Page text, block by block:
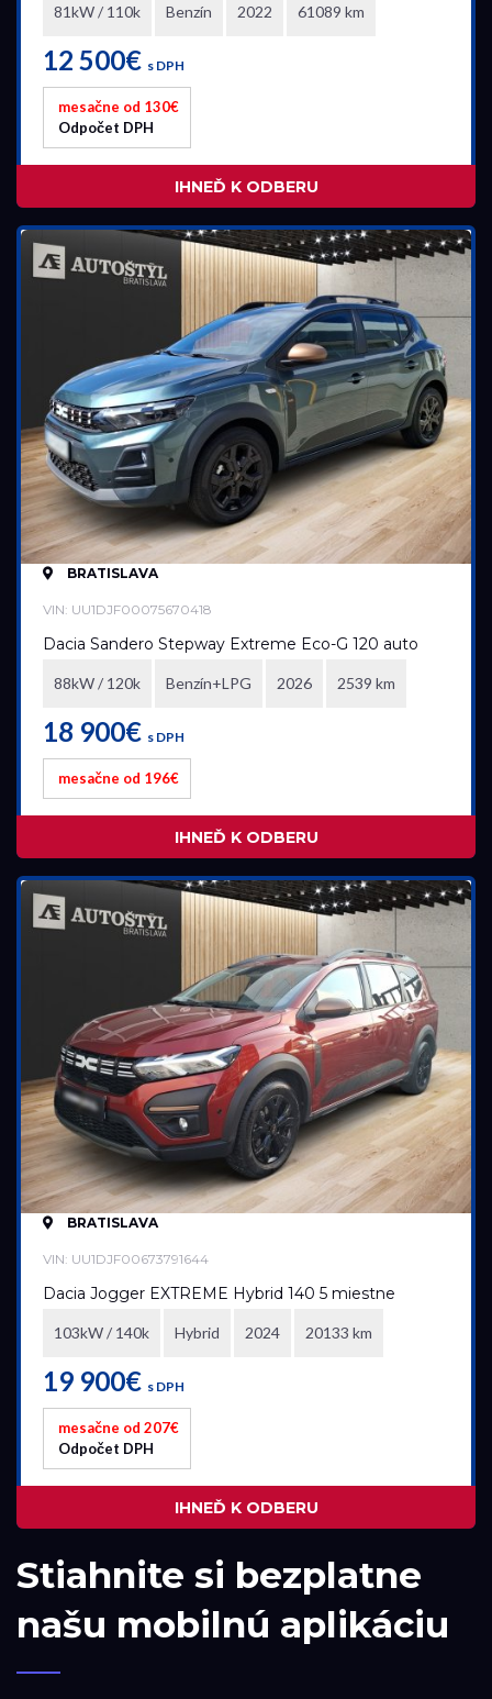
Najazdené kilometre
Rok výroby
2015
2026
2 600 €
19 900 €
Stav
Na ceste
Skladom
Vo výrobe
Vo výrobe, s možnosťou meniť konfiguráciu
81kW / 110k Benzín 2022 61089 km
12 500€ s DPH
mesačne od 130€
Odpočet DPH
IHNEĎ K ODBERU
BRATISLAVA
VIN: UU1DJF00075670418
Dacia Sandero Stepway Extreme Eco-G 120 auto
88kW / 120k Benzín+LPG 2026 2539 km
18 900€ s DPH
mesačne od 196€
IHNEĎ K ODBERU
BRATISLAVA
VIN: UU1DJF00673791644
Dacia Jogger EXTREME Hybrid 140 5 miestne
103kW / 140k Hybrid 2024 20133 km
19 900€ s DPH
mesačne od 207€
Odpočet DPH
IHNEĎ K ODBERU
Stiahnite si bezplatne
našu mobilnú aplikáciu